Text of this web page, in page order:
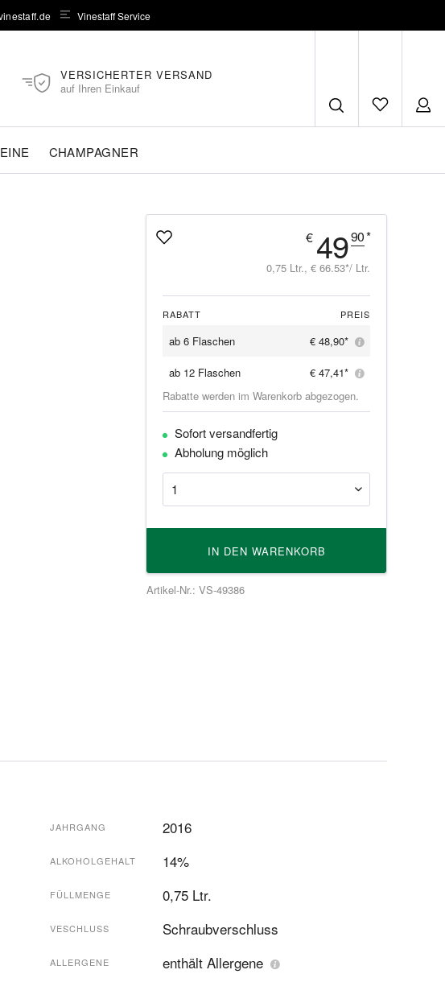
Vinestaff Service
VERSICHERTER VERSAND
auf Ihren Einkauf
CHAMPAGNER
€ 4990*
0,75 Ltr., € 66.53*/ Ltr.
RABATT PREIS
ab 6 Flaschen € 48,90*
ab 12 Flaschen
€ 47,41*
Rabatte werden im Warenkorb abgezogen.
Sofort versandfertig
Abholung möglich
IN DEN WARENKORB
Artikel-Nr.: VS-49386
JAHRGANG 2016
ALKOHOLGEHALT 14%
FÜLLMENGE 0,75 Ltr.
VESCHLUSS Schraubverschluss
ALLERGENE enthält Allergene